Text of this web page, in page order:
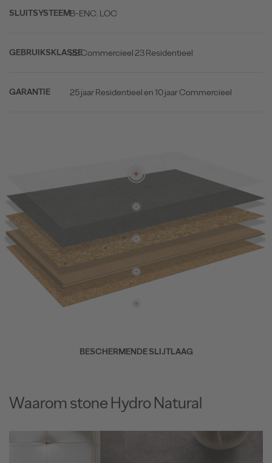
SLUITSYSTEEMB-ENC. LOC
GEBRUIKSKLASSE22 Commercieel 23 Residentieel
GARANTIE 25 jaar Residentieel en 10 jaar Commercieel
BESCHERMENDE SLIJTLAAG
Waarom stone Hydro Natural